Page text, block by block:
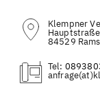
Klempner
84529
Tel:
(at)